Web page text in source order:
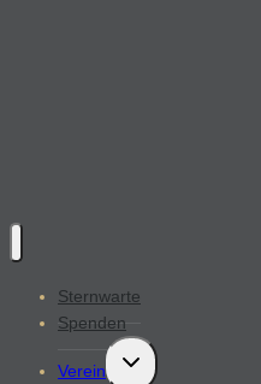
Sternwarte
Spenden
Verein
Untermenü
öffnen